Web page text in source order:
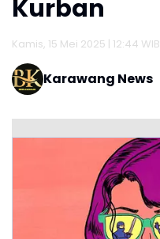
Kurban
Kamis, 15 Mei 2025 | 12:44 WIB
Karawang News